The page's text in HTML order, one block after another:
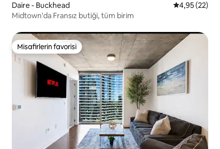
Daire - Buckhead 5 üzerinden
4,95 (22)
Midtown'da Fransız butiği, tüm birim
Misafirlerin favorisi
Misafirlerin favorisi